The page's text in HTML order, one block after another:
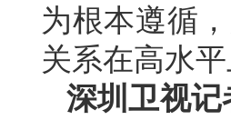
为根本遵循
关系在高水
深圳卫视记